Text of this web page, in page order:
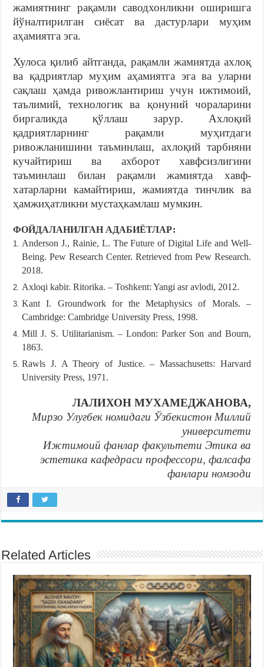
жамиятнинг рақамли саводхонликни оширишга
йўналтирилган сиёсат ва дастурлари муҳим
аҳамиятга эга.
Хулоса қилиб айтганда, рақамли жамиятда ахлоқ
ва қадриятлар муҳим аҳамиятга эга ва уларни
сақлаш ҳамда ривожлантириш учун ижтимоий,
таълимий, технологик ва қонуний чораларини
биргаликда қўллаш зарур. Ахлоқий
қадриятларнинг рақамли муҳитдаги
ривожланишини таъминлаш, ахлоқий тарбияни
кучайтириш ва ахборот хавфсизлигини
таъминлаш билан рақамли жамиятда хавф-
хатарларни камайтириш, жамиятда тинчлик ва
ҳамжиҳатликни мустаҳкамлаш мумкин.
ФОЙДАЛАНИЛГАН АДАБИЁТЛАР:
Anderson J., Rainie, L. The Future of Digital Life and Well-
Being. Pew Research Center. Retrieved from Pew Research.
2018.
Axloqi kabir. Ritorika. – Toshkent: Yangi asr avlodi, 2012.
Kant I. Groundwork for the Metaphysics of Morals. –
Cambridge: Cambridge University Press, 1998.
Mill J. S. Utilitarianism. – London: Parker Son and Bourn,
1863.
Rawls J. A Theory of Justice. – Massachusetts: Harvard
University Press, 1971.
ЛАЛИХОН МУХАМEДЖАНОВА,
Мирзо Улуғбек номидаги Ўзбекистон Миллий
университети
Ижтимоий фанлар факультети Этика ва
эстетика кафедраси профессори, фалсафа
фанлари номзоди
Related Articles